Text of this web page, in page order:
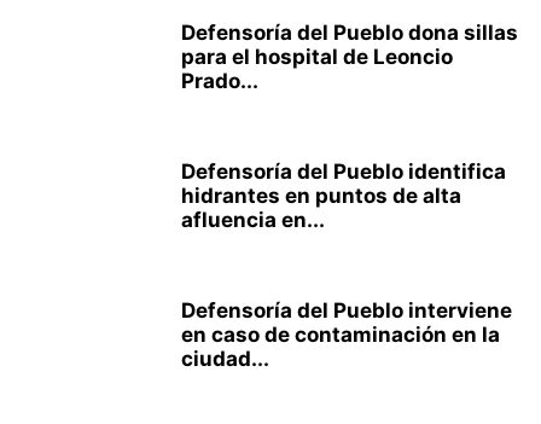
Defensoría del Pueblo dona sillas
para el hospital de Leoncio
Prado...
Defensoría del Pueblo identifica
hidrantes en puntos de alta
afluencia en...
Defensoría del Pueblo interviene
en caso de contaminación en la
ciudad...